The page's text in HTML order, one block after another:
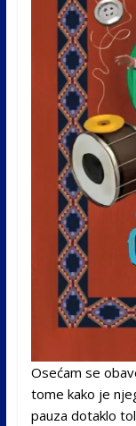
Osećam se
tome kako je
pauza dotaklo